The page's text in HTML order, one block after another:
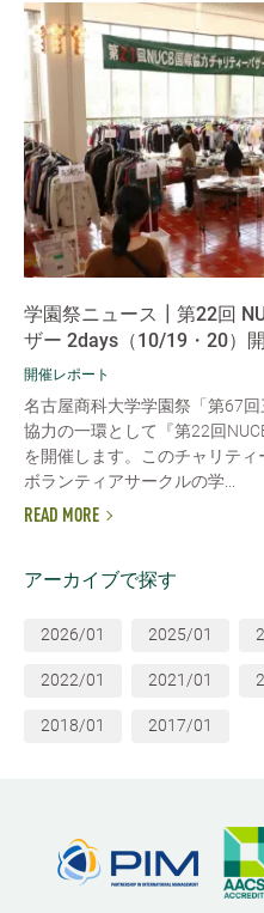
学園祭ニュース┃第22回
ザー 2days（10/19・20）
開催レポート
名古屋商科大学学園祭「第67
協力の一環として『第22回
を開催します。このチャリテ
ボランティアサークルの学...
READ MORE
アーカイブで探す
2026/01 2025/01
2022/01 2021/01
2018/01 2017/01